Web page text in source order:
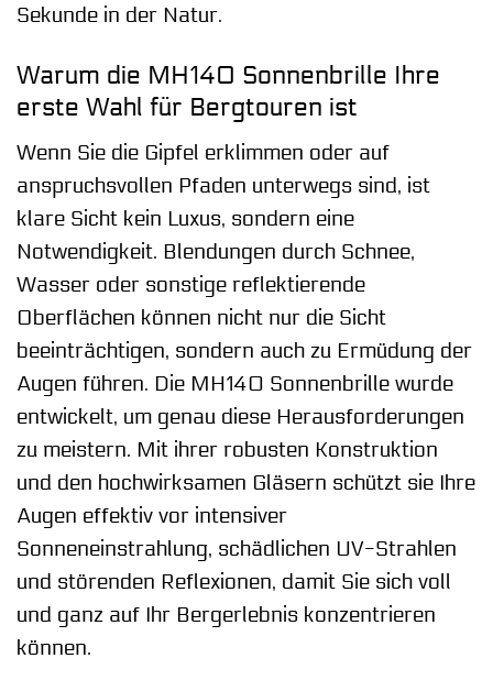
Sekunde in der Natur.
Warum die MH140 Sonnenbrille Ihre
erste Wahl für Bergtouren ist
Wenn Sie die Gipfel erklimmen oder auf
anspruchsvollen Pfaden unterwegs sind, ist
klare Sicht kein Luxus, sondern eine
Notwendigkeit. Blendungen durch Schnee,
Wasser oder sonstige reflektierende
Oberflächen können nicht nur die Sicht
beeinträchtigen, sondern auch zu Ermüdung der
Augen führen. Die MH140 Sonnenbrille wurde
entwickelt, um genau diese Herausforderungen
zu meistern. Mit ihrer robusten Konstruktion
und den hochwirksamen Gläsern schützt sie Ihre
Augen effektiv vor intensiver
Sonneneinstrahlung, schädlichen UV-Strahlen
und störenden Reflexionen, damit Sie sich voll
und ganz auf Ihr Bergerlebnis konzentrieren
können.